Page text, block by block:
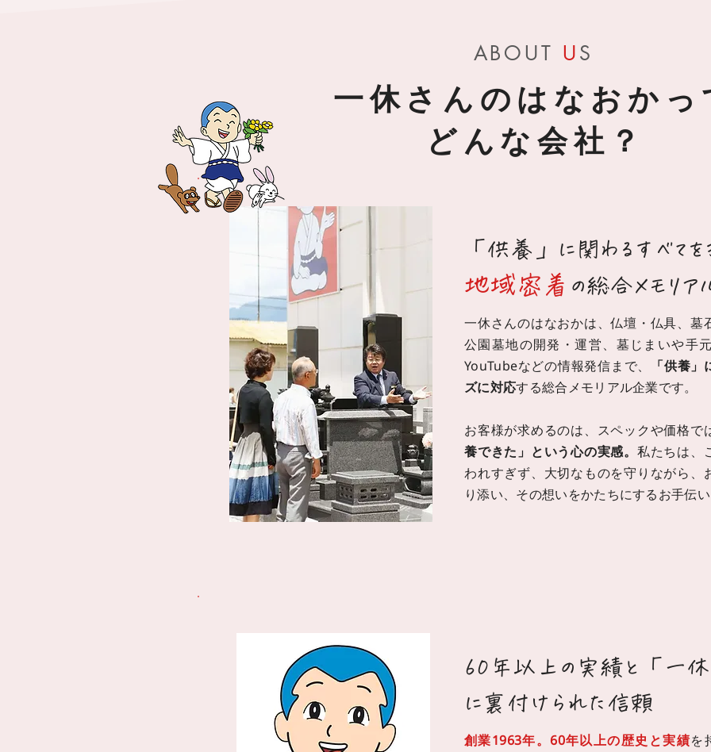
ABOUT US
一休さんのはなおかっ
どんな会社？
「供養」に関わるすべてを
地域密着 の総合メモリ
一休さんのはなおかは、仏壇・仏具、墓
公園墓地の開発・運営、墓じまいや手
YouTubeなどの情報発信まで、
「供養
ズに対応する総合メモリアル企業です。
お客様が求めるのは、スペックや価格で
養できた」という心の実感。 私たちは、
われすぎず、大切なものを守りながら、
り添い、その想いをかたちにするお手伝
60年以上の実績と「一休
に裏付けられた信頼
創業1963年。60年以上の歴史と実績を